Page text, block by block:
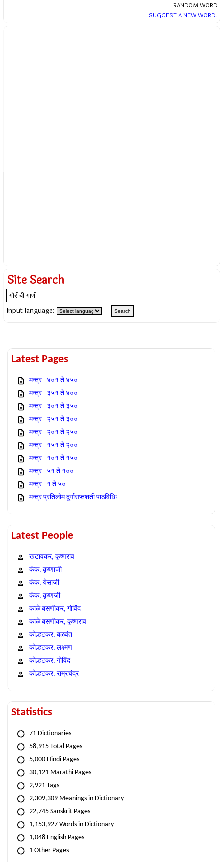
RANDOM WORD
SUGGEST A NEW WORD!
Site Search
Input language:
Latest Pages
मन्त्र - ४०१ ते ४५०
मन्त्र - ३५१ ते ४००
मन्त्र - ३०१ ते ३५०
मन्त्र - २५१ ते ३००
मन्त्र - २०१ ते २५०
मन्त्र - १५१ ते २००
मन्त्र - १०१ ते १५०
मन्त्र - ५१ ते १००
मन्त्र - १ ते ५०
मन्त्र प्रतिलोम दुर्गासप्तशती पाठविधिः
Latest People
खटावकर, कृष्णराव
कंक, कृष्णाजी
कंक, येसाजी
कंक, कृष्णजी
काळे बसणीकर, गोविंद
काळे बसणीकर, कृष्णराव
कोल्हटकर, बळवंत
कोल्हटकर, लक्ष्मण
कोल्हटकर, गोविंद
कोल्हटकर, राम्रचंद्र
Statistics
71 Dictionaries
58,915 Total Pages
5,000 Hindi Pages
30,121 Marathi Pages
2,921 Tags
2,309,309 Meanings in Dictionary
22,745 Sanskrit Pages
1,153,927 Words in Dictionary
1,048 English Pages
1 Other Pages